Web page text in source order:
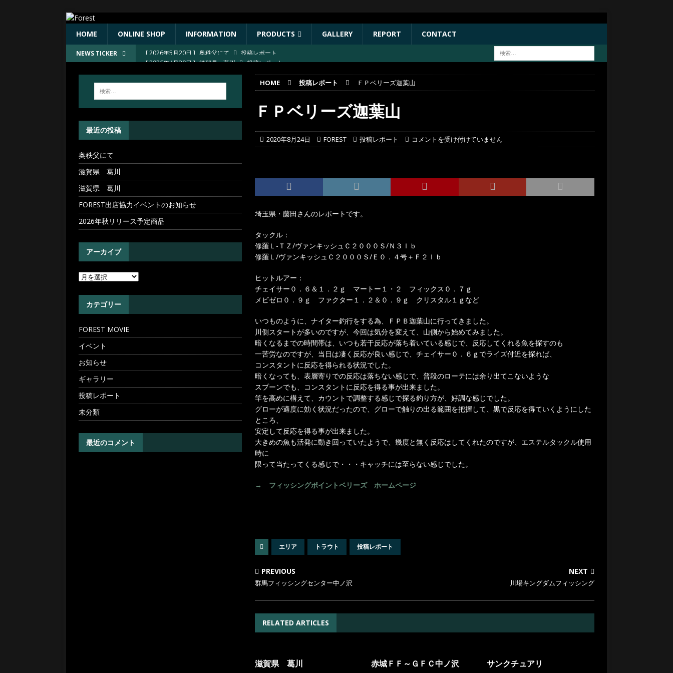
HOME ONLINE SHOP INFORMATION PRODUCTS GALLERY REPORT CONTACT
NEWS TICKER [ 2026年4月30日 ] 滋賀県 葛川
投稿レポート
FOREST出店協力イベントのお知らせ
イベント
2026年秋リリース予定商品
お知らせ
[ 2026年5月20日 ] 奥秩父にて 投稿レポート
HOME 投稿レポート ＦＰベリーズ迦葉山
ＦＰベリーズ迦葉山
2020年8月24日 FOREST 投稿レポート コメントを受け付けていません
埼玉県・藤田さんのレポートです。
タックル：
修羅Ｌ-ＴＺ/ヴァンキッシュＣ２０００Ｓ/Ｎ３ｌｂ
修羅Ｌ/ヴァンキッシュＣ２０００Ｓ/Ｅ０．４号＋Ｆ２ｌｂ
ヒットルアー：
チェイサー０．６＆１．２ｇ マートー１・２ フィックス０．７ｇ
メビゼロ０．９ｇ ファクター１．２＆０．９ｇ クリスタル１ｇなど
いつものように、ナイター釣行をする為、ＦＰＢ迦葉山に行ってきました。
川側スタートが多いのですが、今回は気分を変えて、山側から始めてみました。
暗くなるまでの時間帯は、いつも若干反応が落ち着いている感じで、反応してくれる魚を探すのも
一苦労なのですが、当日は凄く反応が良い感じで、チェイサー０．６ｇでライズ付近を探れば、
コンスタントに反応を得られる状況でした。
暗くなっても、表層寄りでの反応は落ちない感じで、普段のローテには余り出てこないような
スプーンでも、コンスタントに反応を得る事が出来ました。
竿を高めに構えて、カウントで調整する感じで探る釣り方が、好調な感じでした。
グローが適度に効く状況だったので、グローで触りの出る範囲を把握して、黒で反応を得ていくようにした
ところ、
安定して反応を得る事が出来ました。
大きめの魚も活発に動き回っていたようで、幾度と無く反応はしてくれたのですが、エステルタックル使用
時に
限って当たってくる感じで・・・キャッチには至らない感じでした。
→ フィッシングポイントベリーズ ホームページ
エリア トラウト 投稿レポート
PREVIOUS
群馬フィッシングセンター中ノ沢
NEXT
川場キングダムフィッシング
RELATED ARTICLES
滋賀県 葛川 赤城ＦＦ～ＧＦＣ中ノ沢 サンクチュアリ
最近の投稿
奥秩父にて
滋賀県 葛川
滋賀県 葛川
FOREST出店協力イベントのお知らせ
2026年秋リリース予定商品
アーカイブ
カテゴリー
FOREST MOVIE
イベント
お知らせ
ギャラリー
投稿レポート
未分類
最近のコメント